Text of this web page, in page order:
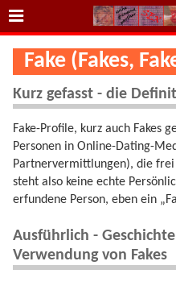
Fake (Fakes,
Kurz gefasst - die
Fake-Profile, kurz auch Fakes
Personen in Online-Dating-
Partnervermittlungen), die
steht also keine echte
erfundene Person, eben ein
Ausführlich -
Verwendung von Fakes